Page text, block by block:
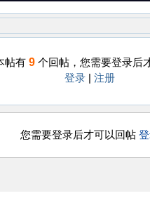
帖有 9 个回帖，您需要登录后
登录
注册
您需要登录后才可以回帖